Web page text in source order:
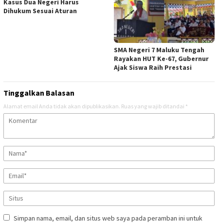
Kasus Dua Negeri Harus
Dihukum Sesuai Aturan
SMA Negeri 7 Maluku Tengah
Rayakan HUT Ke-67, Gubernur
Ajak Siswa Raih Prestasi
Tinggalkan Balasan
Alamat email Anda tidak akan dipublikasikan. Ruas yang wajib ditandai *
Simpan nama, email, dan situs web saya pada peramban ini untuk